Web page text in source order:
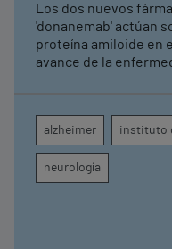
Los dos nuevos
'donanemab' actúan
proteína amiloide en
avance de la enfermedad El hospital
seguimiento clínico
alzheimer instituto
neurología